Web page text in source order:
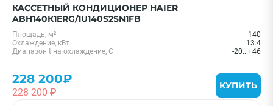
КАССЕТНЫЙ КОНДИЦИОНЕР HAIER
ABH140К1ERG/1U140S2SN1FB
Площадь, м²
140
Охлаждение, кВт
13.4
Диапазон t на охлаждение, С
-20...+46
228 200₽
228 200 ₽
КУПИТЬ